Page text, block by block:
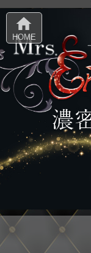
home
HOME